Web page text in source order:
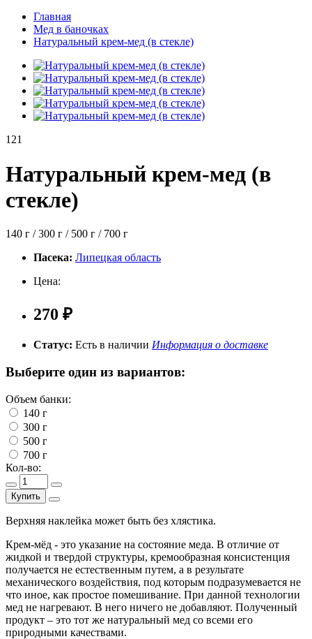
Главная
Мед в баночках
Натуральный крем-мед (в стекле)
121
Натуральный крем-мед (в
стекле)
140 г / 300 г / 500 г / 700 г
Пасека: Липецкая область
Цена:
270 ₽
Статус: Есть в наличии Информация о доставке
Выберите один из вариантов:
Объем банки:
140 г
300 г
500 г
700 г
Кол-во:
Купить
Верхняя наклейка может быть без хлястика.
Крем-мёд - это указание на состояние меда. В отличие от
жидкой и твердой структуры, кремообразная консистенция
получается не естественным путем, а в результате
механического воздействия, под которым подразумевается не
что иное, как простое помешивание. При данной технологии
мед не нагревают. В него ничего не добавляют. Полученный
продукт – это тот же натуральный мед со всеми его
природными качествами.